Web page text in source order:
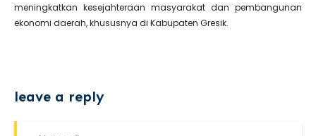
meningkatkan kesejahteraan masyarakat dan pembangunan
ekonomi daerah, khususnya di Kabupaten Gresik.
leave a reply